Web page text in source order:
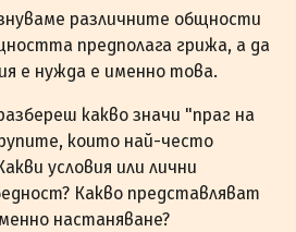
различните общности
предполага грижа, а да
е нужда е именно това.
какво значи "праг на
които най-често
условия или лични
Какво представляват
настаняване?